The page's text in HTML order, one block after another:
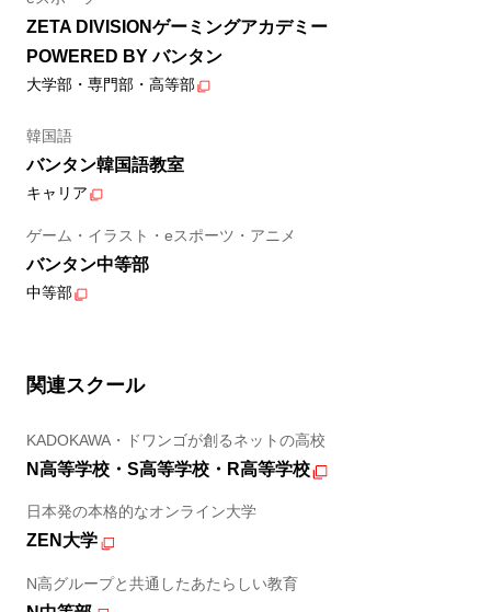
ZETA DIVISIONゲーミングアカデミー
POWERED BY バンタン
大学部・専門部・高等部
韓国語
バンタン韓国語教室
キャリア
ゲーム・イラスト・eスポーツ・アニメ
バンタン中等部
中等部
関連スクール
KADOKAWA・ドワンゴが創るネットの高校
N高等学校・S高等学校・R高等学校
日本発の本格的なオンライン大学
ZEN大学
N高グループと共通したあたらしい教育